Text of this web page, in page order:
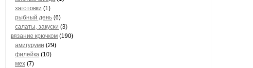
заготовки (1)
рыбный день (6)
салаты, закуски (3)
вязание крючком (190)
амигуруми (29)
филейка (10)
мех (7)